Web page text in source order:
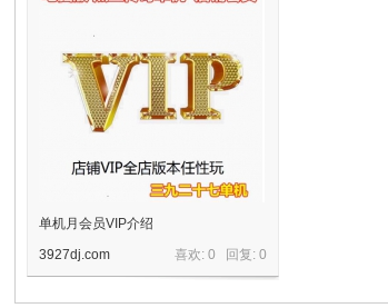
单机月会员VIP介绍
喜欢: 0 回复:0
3927dj.com